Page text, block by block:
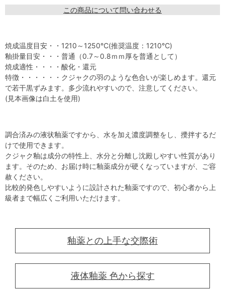
この商品について問い合わせる
焼成温度目安・・1210～1250℃(推奨温度：1210℃)
釉掛量目安・・・普通（0.7～0.8ｍｍ厚を普通として）
焼成適性・・・・酸化・還元
特徴・・・・・・クジャクの羽のような色合いが楽しめます。還元
で若干黒ずみます。多少流れやすいので、注意してください。
(見本画像は白土を使用)
調合済みの液状釉薬ですから、水を加え濃度調整をし、攪拌するだ
けで使用できます。
クジャク釉は成分の特性上、水分と分離し沈殿しやすい性質があり
ます。そのため、お届け時に釉薬成分が硬くなっていますが、ご容
赦ください。
比較的発色しやすいように設計された釉薬ですので、初心者から上
級者まで幅広くご利用いただけます。
釉薬との上手な交際術
液体釉薬 色から探す